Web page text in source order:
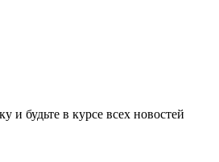
и будьте в курсе всех новостей